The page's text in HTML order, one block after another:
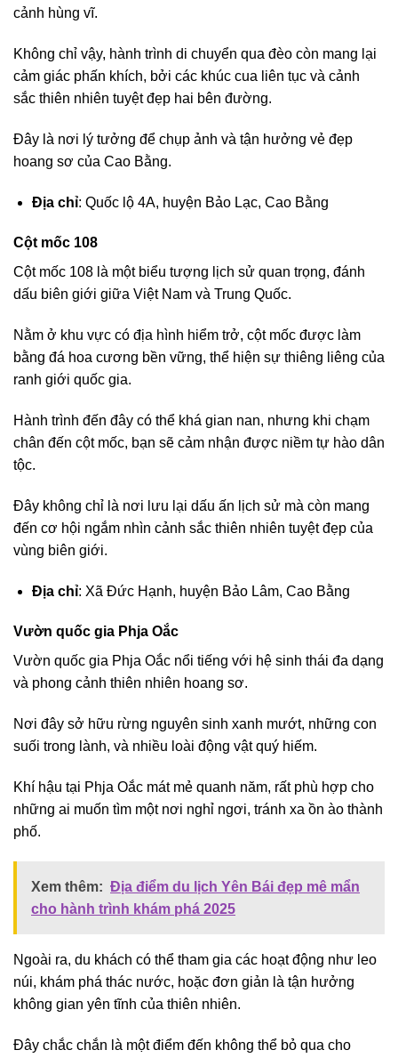
cảnh hùng vĩ.
Không chỉ vậy, hành trình di chuyển qua đèo còn mang lại
cảm giác phấn khích, bởi các khúc cua liên tục và cảnh
sắc thiên nhiên tuyệt đẹp hai bên đường.
Đây là nơi lý tưởng để chụp ảnh và tận hưởng vẻ đẹp
hoang sơ của Cao Bằng.
Địa chỉ: Quốc lộ 4A, huyện Bảo Lạc, Cao Bằng
Cột mốc 108
Cột mốc 108 là một biểu tượng lịch sử quan trọng, đánh
dấu biên giới giữa Việt Nam và Trung Quốc.
Nằm ở khu vực có địa hình hiểm trở, cột mốc được làm
bằng đá hoa cương bền vững, thể hiện sự thiêng liêng của
ranh giới quốc gia.
Hành trình đến đây có thể khá gian nan, nhưng khi chạm
chân đến cột mốc, bạn sẽ cảm nhận được niềm tự hào dân
tộc.
Đây không chỉ là nơi lưu lại dấu ấn lịch sử mà còn mang
đến cơ hội ngắm nhìn cảnh sắc thiên nhiên tuyệt đẹp của
vùng biên giới.
Địa chỉ: Xã Đức Hạnh, huyện Bảo Lâm, Cao Bằng
Vườn quốc gia Phja Oắc
Vườn quốc gia Phja Oắc nổi tiếng với hệ sinh thái đa dạng
và phong cảnh thiên nhiên hoang sơ.
Nơi đây sở hữu rừng nguyên sinh xanh mướt, những con
suối trong lành, và nhiều loài động vật quý hiếm.
Khí hậu tại Phja Oắc mát mẻ quanh năm, rất phù hợp cho
những ai muốn tìm một nơi nghỉ ngơi, tránh xa ồn ào thành
phố.
Xem thêm: Địa điểm du lịch Yên Bái đẹp mê mẩn
cho hành trình khám phá 2025
Ngoài ra, du khách có thể tham gia các hoạt động như leo
núi, khám phá thác nước, hoặc đơn giản là tận hưởng
không gian yên tĩnh của thiên nhiên.
Đây chắc chắn là một điểm đến không thể bỏ qua cho